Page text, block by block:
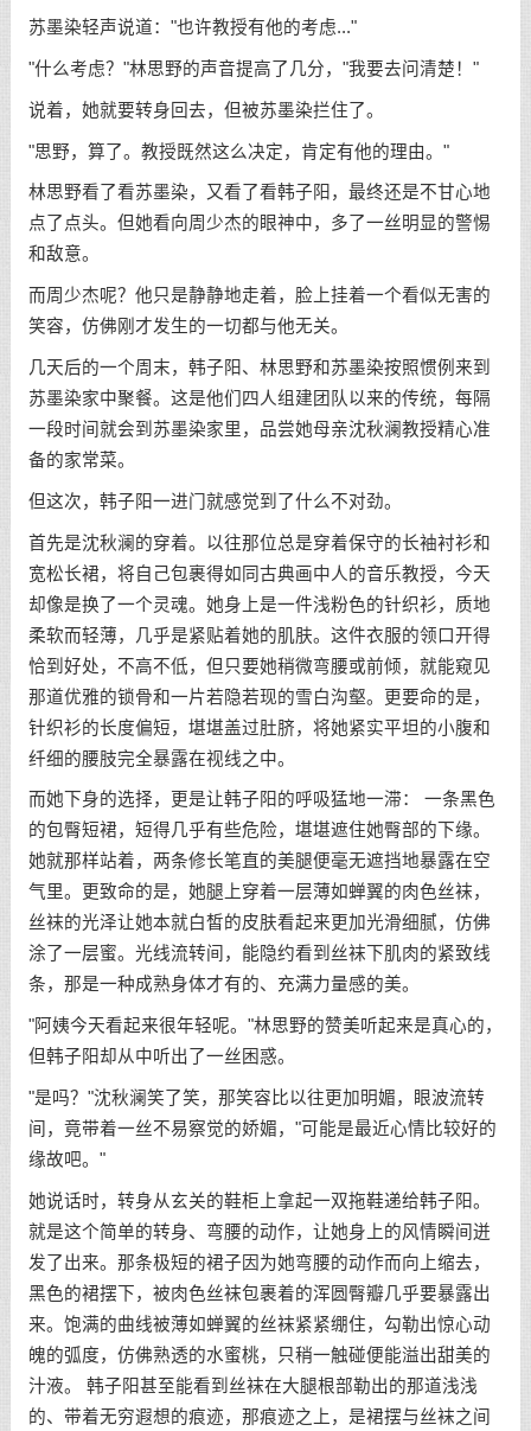
苏墨染轻声说道："也许教授有他的考虑..."
"什么考虑？"林思野的声音提高了几分，"我要去问清楚！"
说着，她就要转身回去，但被苏墨染拦住了。
"思野，算了。教授既然这么决定，肯定有他的理由。"
林思野看了看苏墨染，又看了看韩子阳，最终还是不甘心地
点了点头。但她看向周少杰的眼神中，多了一丝明显的警惕
和敌意。
而周少杰呢？他只是静静地走着，脸上挂着一个看似无害的
笑容，仿佛刚才发生的一切都与他无关。
几天后的一个周末，韩子阳、林思野和苏墨染按照惯例来到
苏墨染家中聚餐。这是他们四人组建团队以来的传统，每隔
一段时间就会到苏墨染家里，品尝她母亲沈秋澜教授精心准
备的家常菜。
但这次，韩子阳一进门就感觉到了什么不对劲。
首先是沈秋澜的穿着。以往那位总是穿着保守的长袖衬衫和
宽松长裙，将自己包裹得如同古典画中人的音乐教授，今天
却像是换了一个灵魂。她身上是一件浅粉色的针织衫，质地
柔软而轻薄，几乎是紧贴着她的肌肤。这件衣服的领口开得
恰到好处，不高不低，但只要她稍微弯腰或前倾，就能窥见
那道优雅的锁骨和一片若隐若现的雪白沟壑。更要命的是，
针织衫的长度偏短，堪堪盖过肚脐，将她紧实平坦的小腹和
纤细的腰肢完全暴露在视线之中。
而她下身的选择，更是让韩子阳的呼吸猛地一滞： 一条黑色
的包臀短裙，短得几乎有些危险，堪堪遮住她臀部的下缘。
她就那样站着，两条修长笔直的美腿便毫无遮挡地暴露在空
气里。更致命的是，她腿上穿着一层薄如蝉翼的肉色丝袜，
丝袜的光泽让她本就白皙的皮肤看起来更加光滑细腻，仿佛
涂了一层蜜。光线流转间，能隐约看到丝袜下肌肉的紧致线
条，那是一种成熟身体才有的、充满力量感的美。
"阿姨今天看起来很年轻呢。"林思野的赞美听起来是真心的，
但韩子阳却从中听出了一丝困惑。
"是吗？"沈秋澜笑了笑，那笑容比以往更加明媚，眼波流转
间，竟带着一丝不易察觉的娇媚，"可能是最近心情比较好的
缘故吧。"
她说话时，转身从玄关的鞋柜上拿起一双拖鞋递给韩子阳。
就是这个简单的转身、弯腰的动作，让她身上的风情瞬间迸
发了出来。那条极短的裙子因为她弯腰的动作而向上缩去，
黑色的裙摆下，被肉色丝袜包裹着的浑圆臀瓣几乎要暴露出
来。饱满的曲线被薄如蝉翼的丝袜紧紧绷住，勾勒出惊心动
魄的弧度，仿佛熟透的水蜜桃，只稍一触碰便能溢出甜美的
汁液。 韩子阳甚至能看到丝袜在大腿根部勒出的那道浅浅
的、带着无穷遐想的痕迹，那痕迹之上，是裙摆与丝袜之间